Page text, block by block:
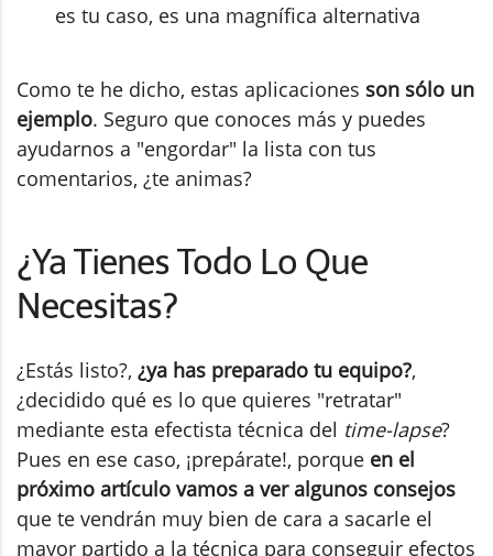
es tu caso, es una magnífica alternativa
Como te he dicho, estas aplicaciones son sólo un
ejemplo. Seguro que conoces más y puedes
ayudarnos a "engordar" la lista con tus
comentarios, ¿te animas?
¿Ya Tienes Todo Lo Que
Necesitas?
¿Estás listo?, ¿ya has preparado tu equipo?,
¿decidido qué es lo que quieres "retratar"
mediante esta efectista técnica del time-lapse?
Pues en ese caso, ¡prepárate!, porque en el
próximo artículo vamos a ver algunos consejos
que te vendrán muy bien de cara a sacarle el
mayor partido a la técnica para conseguir efectos